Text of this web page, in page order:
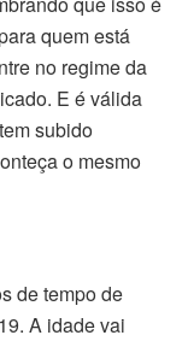
quem está
no regime da
E é válida
subido
o mesmo
de tempo de
A idade vai